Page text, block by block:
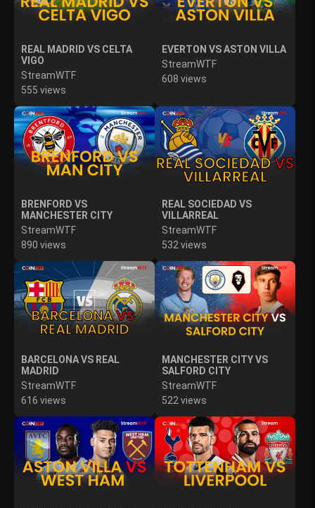
REAL MADRID VS CELTA
VIGO
StreamWTF
555 views
EVERTON VS ASTON VILLA
StreamWTF
608 views
BRENFORD VS
MANCHESTER CITY
StreamWTF
890 views
REAL SOCIEDAD VS
VILLARREAL
StreamWTF
532 views
BARCELONA VS REAL
MADRID
StreamWTF
616 views
MANCHESTER CITY VS
SALFORD CITY
StreamWTF
522 views